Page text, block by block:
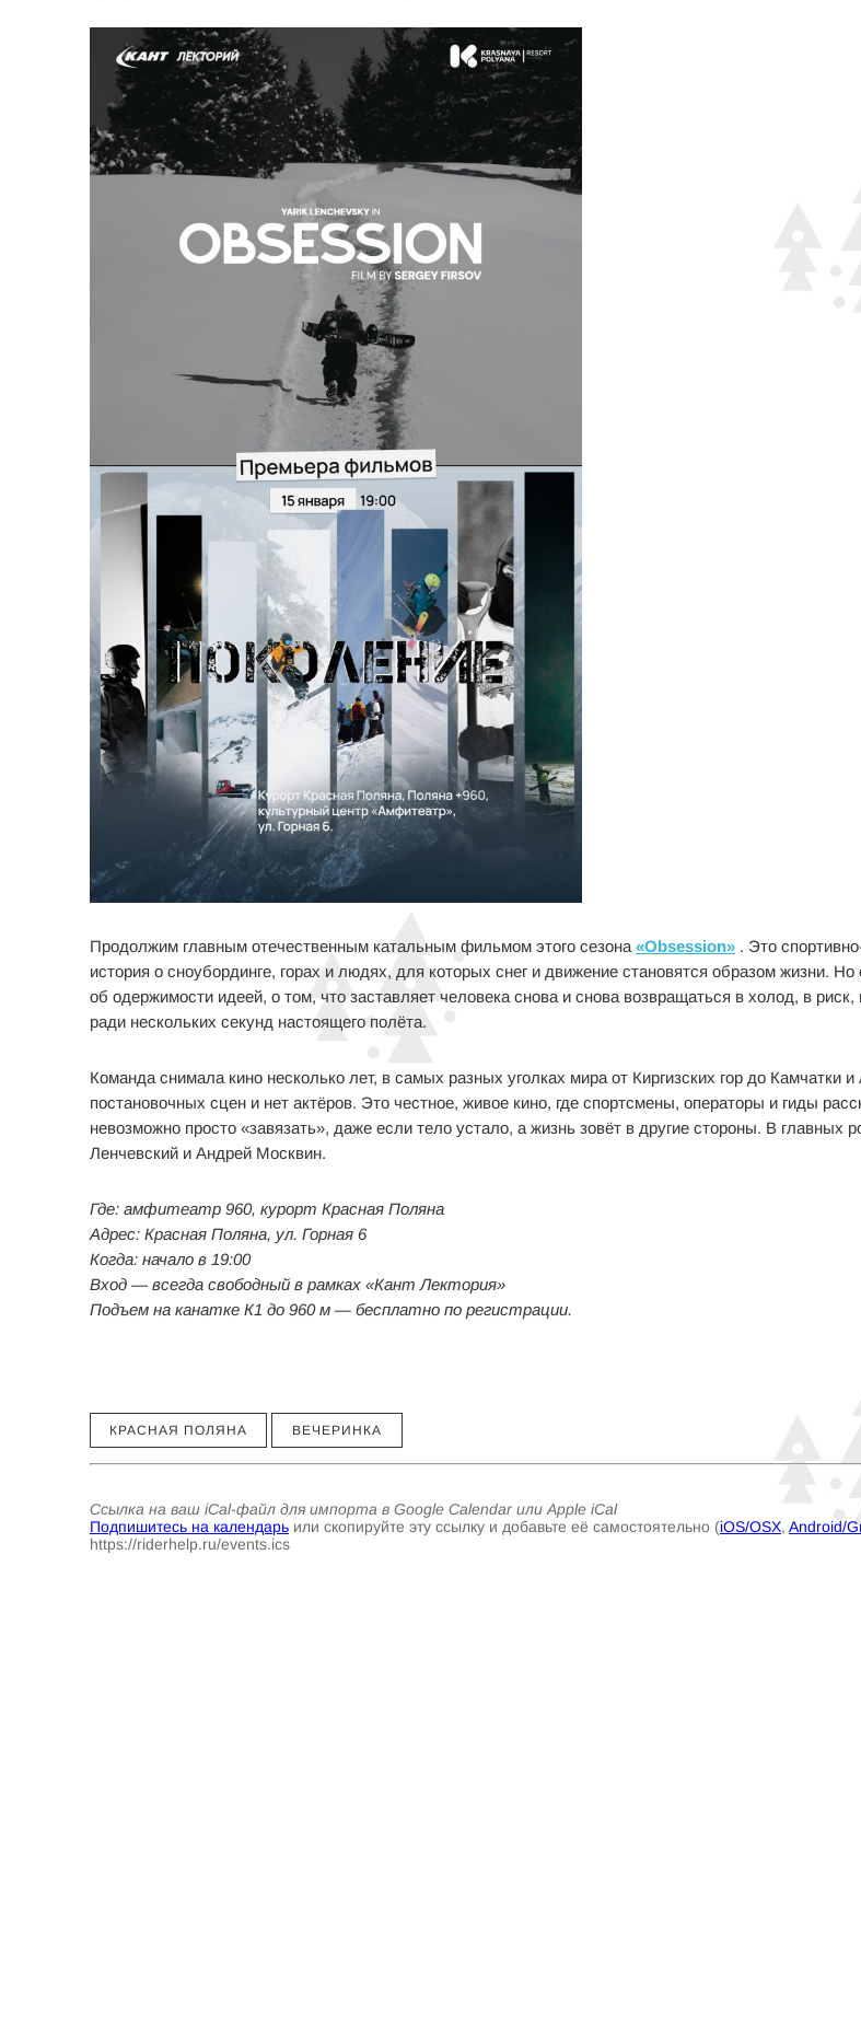
Продолжим главным отечественным катальным фильмом этого сезона«Obsession» . Это
история о сноубординге, горах и людях, для которых снег и движение становятся образом жизни.
об одержимости идеей, о том, что заставляет человека снова и снова возвращаться в холод, в риск,
ради нескольких секунд настоящего полёта.
Команда снимала кино несколько лет, в самых разных уголках мира от Киргизских гор до Камчатки
постановочных сцен и нет актёров. Это честное, живое кино, где спортсмены, операторы и гиды
невозможно просто «завязать», даже если тело устало, а жизнь зовёт в другие стороны. В главных
Ленчевский и Андрей Москвин.
Где: амфитеатр 960, курорт Красная Поляна
Адрес: Красная Поляна, ул. Горная 6
Когда: начало в 19:00
Вход — всегда свободный в рамках «Кант Лектория»
Подъем на канатке К1 до 960 м — бесплатно по регистрации.
КРАСНАЯ ПОЛЯНА ВЕЧЕРИНКА
Ссылка на ваш iCal-файл для импорта в Google Calendar или Apple iCal
Подпишитесь на календарь или скопируйте эту ссылку и добавьте её самостоятельно (iOS/OSX, Android/
https://riderhelp.ru/events.ics